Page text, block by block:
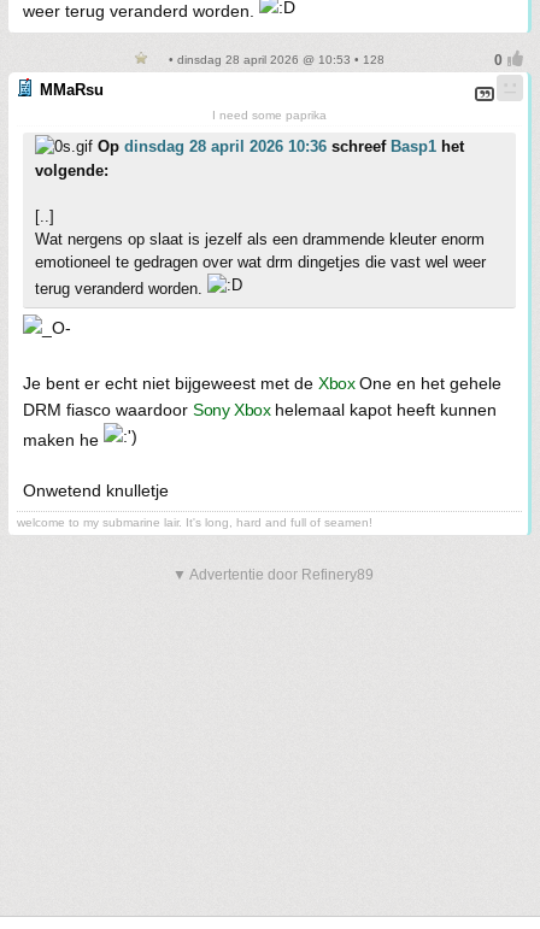
weer terug veranderd worden.
• dinsdag 28 april 2026 @ 10:53 • 128
MMaRsu
I need some paprika
Op dinsdag 28 april 2026 10:36 schreef Basp1 het
volgende:
[..]
Wat nergens op slaat is jezelf als een drammende kleuter enorm
emotioneel te gedragen over wat drm dingetjes die vast wel weer
terug veranderd worden.
Je bent er echt niet bijgeweest met de XboxOne en het gehele
DRM fiasco waardoor Sony Xboxhelemaal kapot heeft kunnen
maken he
Onwetend knulletje
welcome to my submarine lair. It's long, hard and full of seamen!
▼ Advertentie door Refinery89